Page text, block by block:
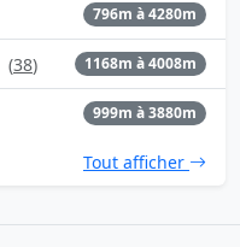
796m à 4280m
(38) 1168m à 4008m
999m à 3880m
Tout afficher